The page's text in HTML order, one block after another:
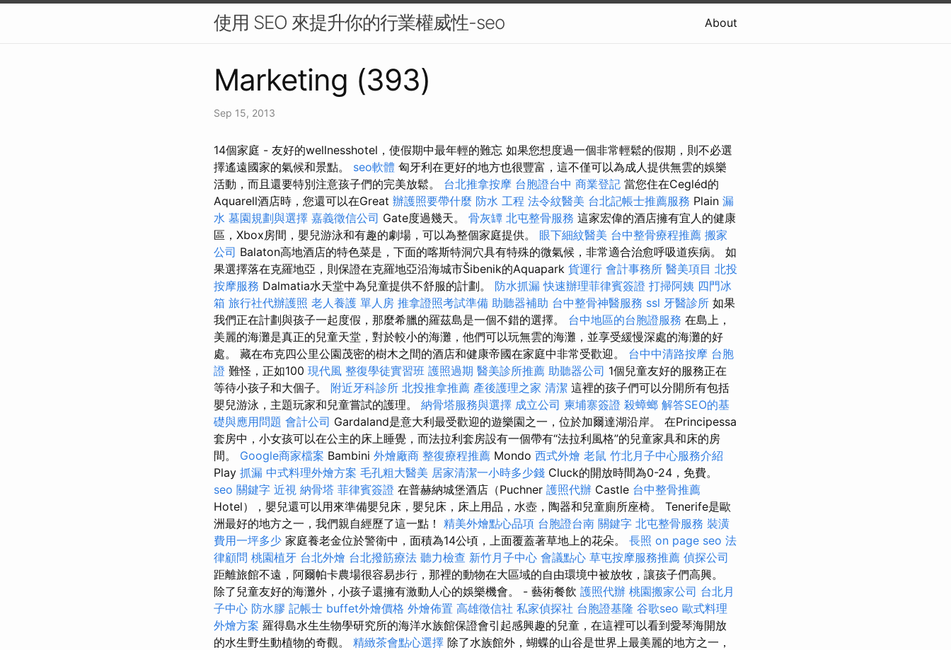
使用 SEO 來提升你的行業權威性-seo About
Marketing (393)
Sep 15, 2013
14個家庭 - 友好的wellnesshotel，使假期中最年輕的難忘 如果您想度過一個非常輕鬆的假期，則不必選
擇遙遠國家的氣候和景點。 seo軟體 匈牙利在更好的地方也很豐富，這不僅可以為成人提供無雲的娛樂
活動，而且還要特別注意孩子們的完美放鬆。 台北推拿按摩 台胞證台中 商業登記 當您住在Cegléd的
Aquarell酒店時，您還可以在Great 辦護照要帶什麼 防水 工程 法令紋醫美 台北記帳士推薦服務 Plain 漏
水 墓園規劃與選擇 嘉義徵信公司 Gate度過幾天。 骨灰罈 北屯整骨服務 這家宏偉的酒店擁有宜人的健康
區，Xbox房間，嬰兒游泳和有趣的劇場，可以為整個家庭提供。 眼下細紋醫美 台中整骨療程推薦 搬家
公司 Balaton高地酒店的特色菜是，下面的喀斯特洞穴具有特殊的微氣候，非常適合治愈呼吸道疾病。 如
果選擇落在克羅地亞，則保證在克羅地亞沿海城市Šibenik的Aquapark 貨運行 會計事務所 醫美項目 北投
按摩服務 Dalmatia水天堂中為兒童提供不舒服的計劃。 防水抓漏 快速辦理菲律賓簽證 打掃阿姨 四門冰
箱 旅行社代辦護照 老人養護 單人房 推拿證照考試準備 助聽器補助 台中整骨神醫服務 ssl 牙醫診所 如果
我們正在計劃與孩子一起度假，那麼希臘的羅茲島是一個不錯的選擇。 台中地區的台胞證服務 在島上，
美麗的海灘是真正的兒童天堂，對於較小的海灘，他們可以玩無雲的海灘，並享受緩慢深處的海灘的好
處。 藏在布克四公里公園茂密的樹木之間的酒店和健康帝國在家庭中非常受歡迎。 台中中清路按摩 台胞
證 難怪，正如100 現代風 整復學徒實習班 護照過期 醫美診所推薦 助聽器公司 1個兒童友好的服務正在
等待小孩子和大個子。 附近牙科診所 北投推拿推薦 產後護理之家 清潔 這裡的孩子們可以分開所有包括
嬰兒游泳，主題玩家和兒童嘗試的護理。 納骨塔服務與選擇 成立公司 柬埔寨簽證 殺蟑螂 解答SEO的基
礎與應用問題 會計公司 Gardaland是意大利最受歡迎的遊樂園之一，位於加爾達湖沿岸。 在Principessa
套房中，小女孩可以在公主的床上睡覺，而法拉利套房設有一個帶有“法拉利風格”的兒童家具和床的房
間。 Google商家檔案 Bambini 外燴廠商 整復療程推薦 Mondo 西式外燴 老鼠 竹北月子中心服務介紹
Play 抓漏 中式料理外燴方案 毛孔粗大醫美 居家清潔一小時多少錢 Cluck的開放時間為0-24，免費。
seo 關鍵字 近視 納骨塔 菲律賓簽證 在普赫納城堡酒店（Puchner 護照代辦 Castle 台中整骨推薦
Hotel），嬰兒還可以用來準備嬰兒床，嬰兒床，床上用品，水壺，陶器和兒童廁所座椅。 Tenerife是歐
洲最好的地方之一，我們親自經歷了這一點！ 精美外燴點心品項 台胞證台南 關鍵字 北屯整骨服務 裝潢
費用一坪多少 家庭養老金位於警衛中，面積為14公頃，上面覆蓋著草地上的花朵。 長照 on page seo 法
律顧問 桃園植牙 台北外燴 台北撥筋療法 聽力檢查 新竹月子中心 會議點心 草屯按摩服務推薦 偵探公司
距離旅館不遠，阿爾帕卡農場很容易步行，那裡的動物在大區域的自由環境中被放牧，讓孩子們高興。
除了兒童友好的海灘外，小孩子還擁有激動人心的娛樂機會。 - 藝術餐飲 護照代辦 桃園搬家公司 台北月
子中心 防水膠 記帳士 buffet外燴價格 外燴佈置 高雄徵信社 私家偵探社 台胞證基隆 谷歌seo 歐式料理
外燴方案 羅得島水生生物學研究所的海洋水族館保證會引起感興趣的兒童，在這裡可以看到愛琴海開放
的水生野生動植物的奇觀。 精緻茶會點心選擇 除了水族館外，蝴蝶的山谷是世界上最美麗的地方之一，